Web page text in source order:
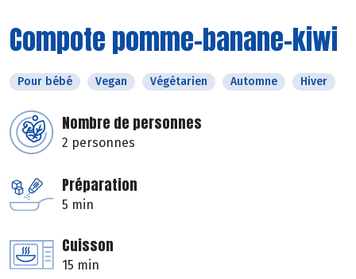
Compote pomme-banane-kiwi
Pour bébé Vegan Végétarien Automne Hiver
Nombre de personnes
2 personnes
Préparation
5 min
Cuisson
15 min